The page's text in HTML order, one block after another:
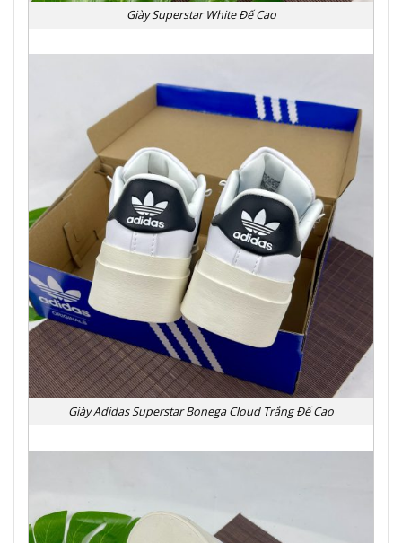
Giày Superstar White Đế Cao
Giày Adidas Superstar Bonega Cloud Trắng Đế Cao